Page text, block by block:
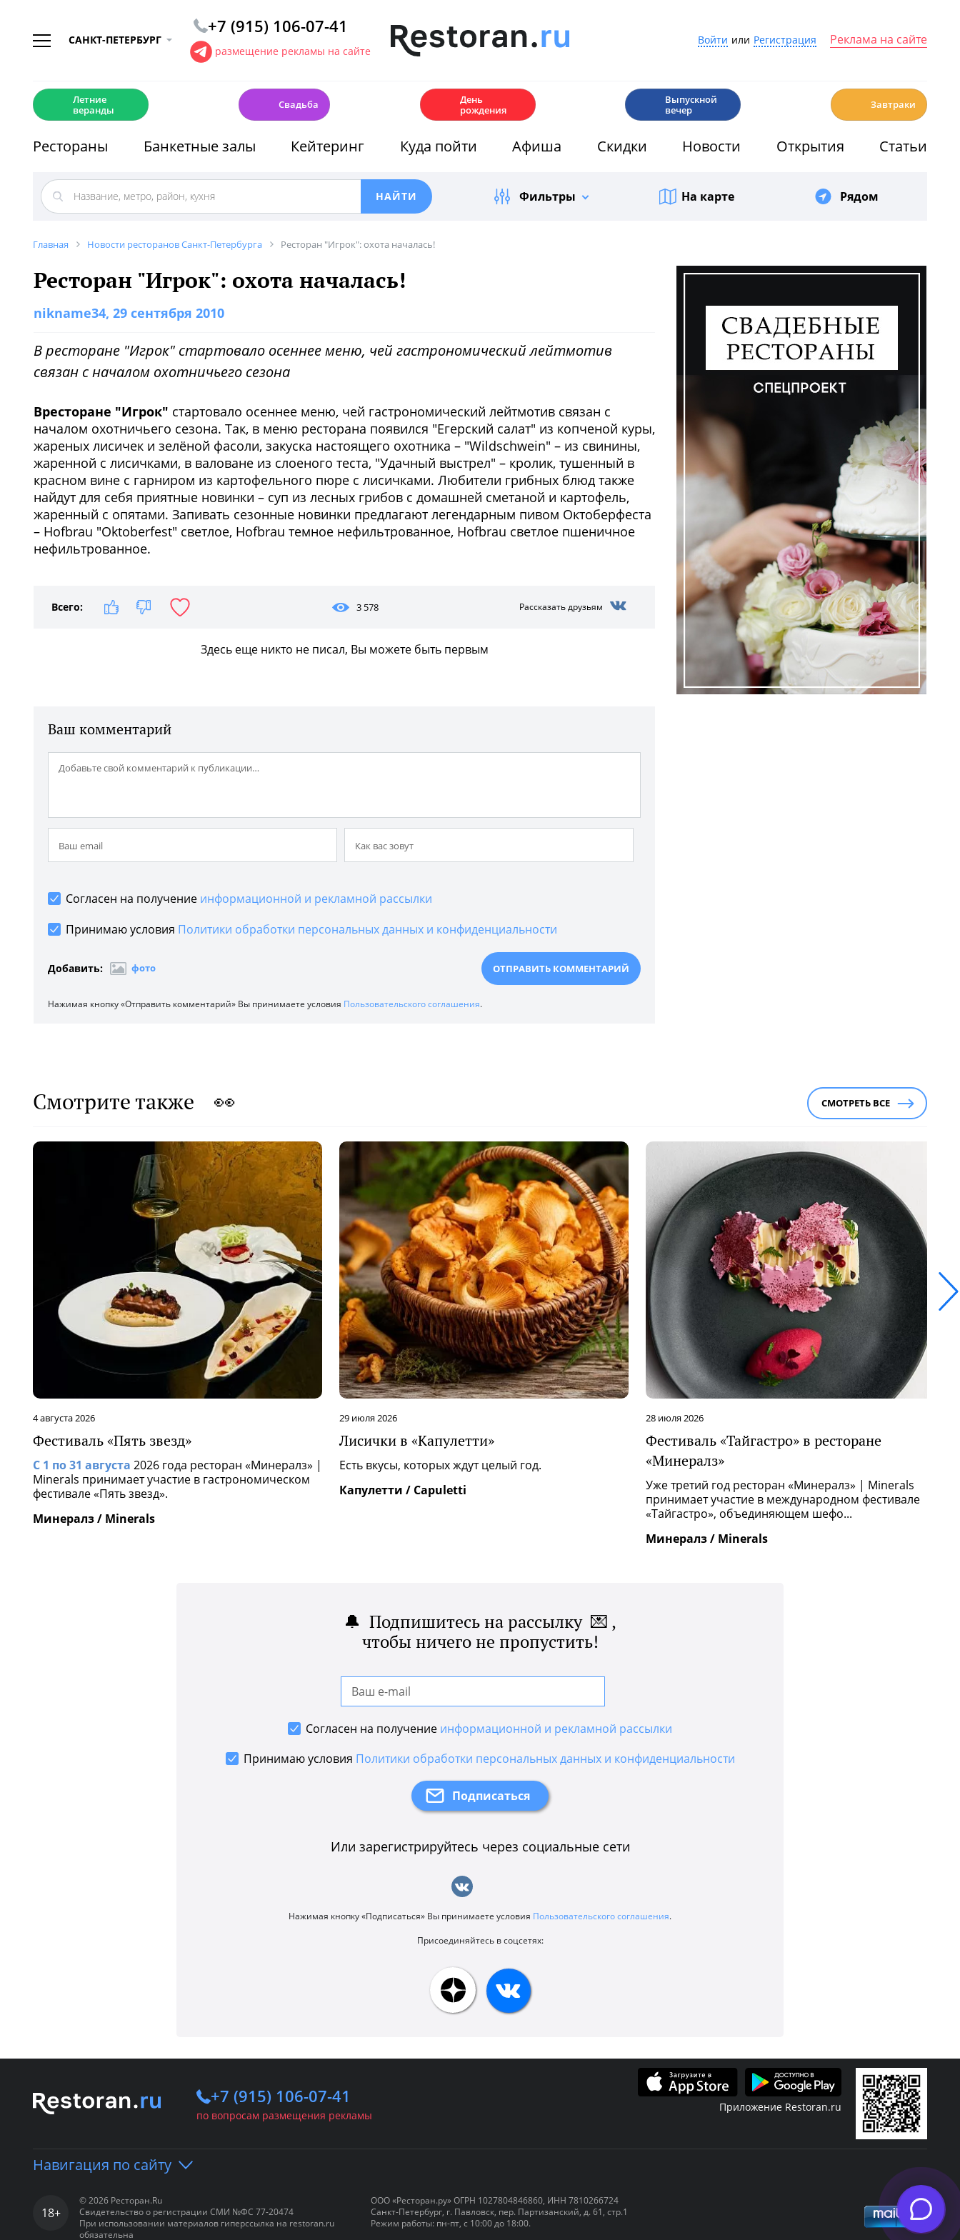
САНКТ-ПЕТЕРБУРГ
+7 (915) 106-07-41
размещение рекламы на сайте
Войти или Регистрация Реклама на сайте
Летние
веранды
Свадьба
День
рождения
Выпускной
вечер
Завтраки
Рестораны Банкетные залы Кейтеринг Куда пойти Афиша Скидки Новости Открытия Статьи
Фильтры На карте Рядом
Главная Новости ресторанов Санкт-Петербурга Ресторан "Игрок": охота началась!
Ресторан "Игрок": охота началась!
nikname34, 29 сентября 2010
В ресторане "Игрок" стартовало осеннее меню, чей гастрономический лейтмотив
связан с началом охотничьего сезона
Вресторане "Игрок" стартовало осеннее меню, чей гастрономический лейтмотив связан с
началом охотничьего сезона. Так, в меню ресторана появился "Егерский салат" из копченой куры,
жареных лисичек и зелёной фасоли, закуска настоящего охотника – "Wildschwein" – из свинины,
жаренной с лисичками, в валоване из слоеного теста, "Удачный выстрел" – кролик, тушенный в
красном вине с гарниром из картофельного пюре с лисичками. Любители грибных блюд также
найдут для себя приятные новинки – суп из лесных грибов с домашней сметаной и картофель,
жаренный с опятами. Запивать сезонные новинки предлагают легендарным пивом Октоберфеста
– Hofbrau "Oktoberfest" светлое, Hofbrau темное нефильтрованное, Hofbrau светлое пшеничное
нефильтрованное.
Всего: 3 578 Рассказать друзьям
Здесь еще никто не писал, Вы можете быть первым
Ваш комментарий
Согласен на получение информационной и рекламной рассылки
Принимаю условия Политики обработки персональных данных и конфиденциальности
Добавить: фото
Нажимая кнопку «Отправить комментарий» Вы принимаете условия Пользовательского соглашения.
Смотрите также 👀 СМОТРЕТЬ ВСЕ
4 августа 2026
Фестиваль «Пять звезд»
С 1 по 31 августа 2026 года ресторан «Минералз» |
Minerals принимает участие в гастрономическом
фестивале «Пять звезд».
Минералз / Minerals
29 июля 2026
Лисички в «Капулетти»
Есть вкусы, которых ждут целый год.
Капулетти / Capuletti
28 июля 2026
Фестиваль «Тайгастро» в ресторане
«Минералз»
Уже третий год ресторан «Минералз» | Minerals
принимает участие в международном фестивале
«Тайгастро», объединяющем шефо...
Минералз / Minerals
🔔 Подпишитесь на рассылку 💌 ,
чтобы ничего не пропустить!
Согласен на получение информационной и рекламной рассылки
Принимаю условия Политики обработки персональных данных и конфиденциальности
Или зарегистрируйтесь через социальные сети
Нажимая кнопку «Подписаться» Вы принимаете условия Пользовательского соглашения.
Присоединяйтесь в соцсетях:
+7 (915) 106-07-41
по вопросам размещения рекламы
Приложение Restoran.ru
Навигация по сайту
Портал Рестораны Банкетные залы Кейтеринг Куда пойти Журнал
18+
© 2026 Ресторан.Ru
Свидетельство о регистрации СМИ №ФС 77-20474
При использовании материалов гиперссылка на restoran.ru
обязательна
ООО «Ресторан.ру» ОГРН 1027804846860, ИНН 7810266724
Санкт-Петербург, г. Павловск, пер. Партизанский, д. 61, стр.1
Режим работы: пн-пт, с 10:00 до 18:00.